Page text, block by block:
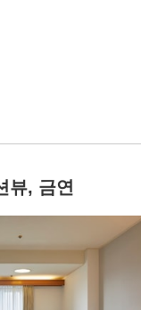
뷰, 금연